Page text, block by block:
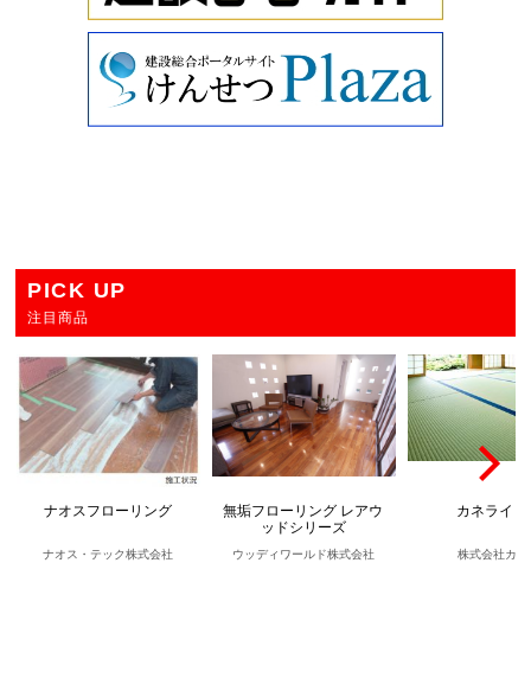
PICK UP
注目商品
ナオスフローリング
ナオス・テック株式会社
無垢フローリング レアウ
ッドシリーズ
ウッディワールド株式会社
カネライト
株式会社カネ